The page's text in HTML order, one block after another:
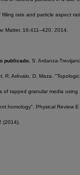
filling rate and particle aspect
Matter. 16:411–420. 2014.
publicado. S. Ardanza-
R. Arévalo, D. Maza.
of tapped granular media using
homology". Physical Review
(2014).